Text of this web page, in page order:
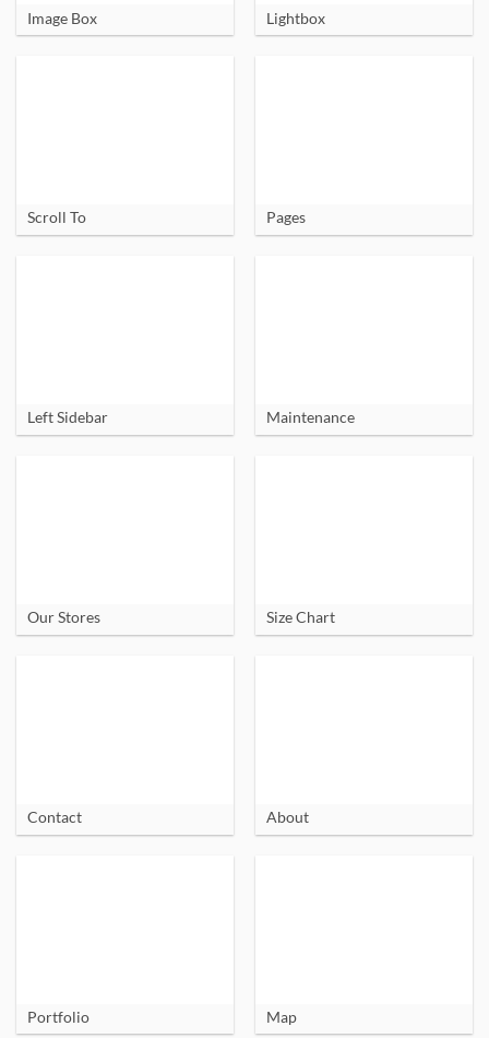
Image Box Lightbox
Scroll To Pages
Left Sidebar Maintenance
Our Stores Size Chart
Contact About
Portfolio Map